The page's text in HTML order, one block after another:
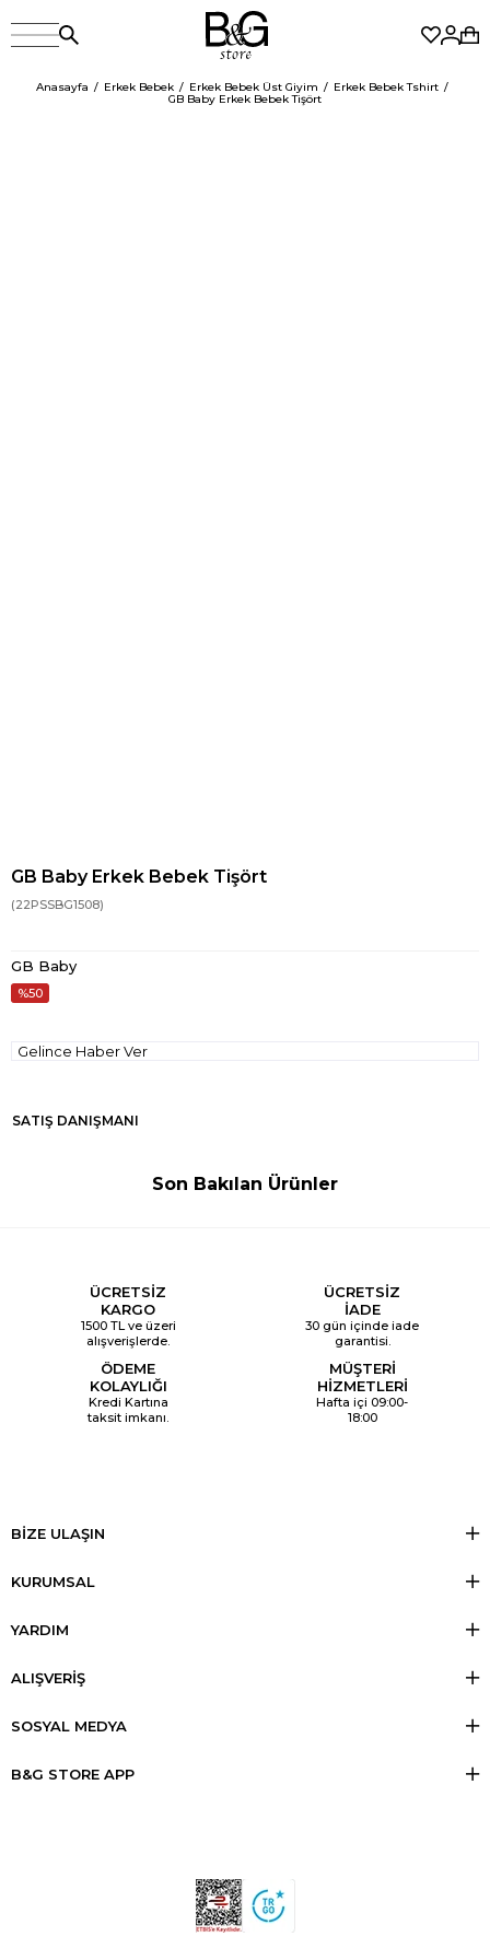
Anasayfa Erkek Bebek Erkek Bebek Üst Giyim
Erkek Bebek Tshirt
GB Baby Erkek Bebek Tişört
GB Baby Erkek Bebek Tişört
(22PSSBG1508)
GB Baby
50
Gelince Haber Ver
SATIŞ DANIŞMANI
Son Bakılan Ürünler
ÜCRETSİZ
KARGO
1500 TL ve üzeri
alışverişlerde.
ÜCRETSİZ
İADE
30 gün içinde iade
garantisi.
ÖDEME
KOLAYLIĞI
Kredi Kartına
taksit imkanı.
MÜŞTERİ
HİZMETLERİ
Hafta içi 09:00-
18:00
BİZE ULAŞIN
KURUMSAL
YARDIM
ALIŞVERİŞ
SOSYAL MEDYA
B&G STORE APP